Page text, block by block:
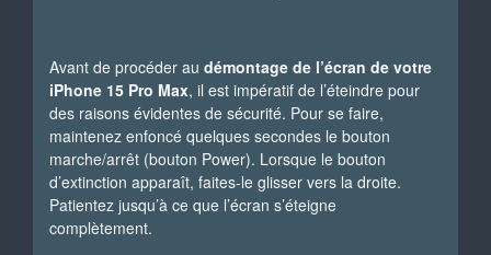
Avant de procéder au démontage de l’écran de votre
iPhone 15 Pro Max, il est impératif de l’éteindre pour
des raisons évidentes de sécurité. Pour se faire,
maintenez enfoncé quelques secondes le bouton
marche/arrêt (bouton Power). Lorsque le bouton
d’extinction apparaît, faites-le glisser vers la droite.
Patientez jusqu’à ce que l’écran s’éteigne
complètement.